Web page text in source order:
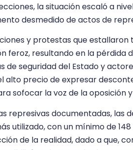
la situación escaló a
desmedido de actos de
y protestas que estallaron
feroz, resultando en la pérdida
de seguridad del Estado y
alto precio de expresar
sofocar la voz de la oposición
represivas documentadas, las
utilizado, con un mínimo de
de la realidad, dado a que,